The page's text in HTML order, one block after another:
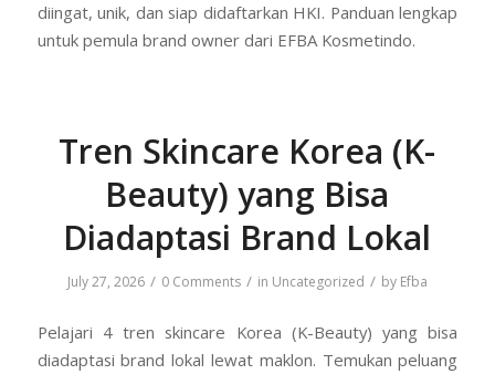
diingat, unik, dan siap didaftarkan HKI. Panduan lengkap
untuk pemula brand owner dari EFBA Kosmetindo.
Tren Skincare Korea (K-
Beauty) yang Bisa
Diadaptasi Brand Lokal
July 27, 2026 / 0 Comments / in Uncategorized / by Efba
Pelajari 4 tren skincare Korea (K-Beauty) yang bisa
diadaptasi brand lokal lewat maklon. Temukan peluang